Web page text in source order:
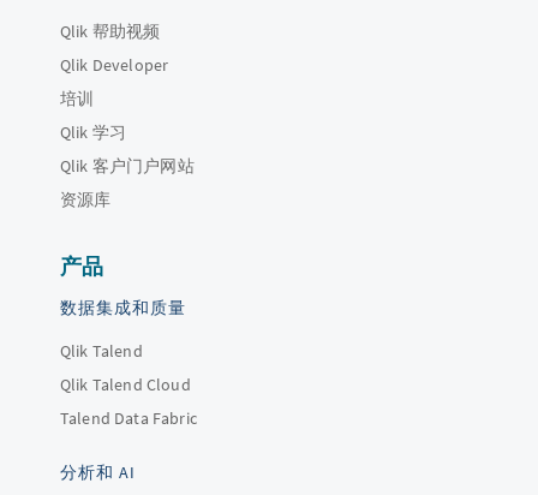
Qlik 帮助视频
Qlik Developer
培训
Qlik 学习
Qlik 客户门户网站
资源库
产品
数据集成和质量
Qlik Talend
Qlik Talend Cloud
Talend Data Fabric
分析和 AI